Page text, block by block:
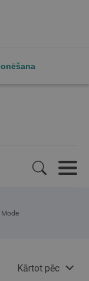
Mode
Kārtot pēc